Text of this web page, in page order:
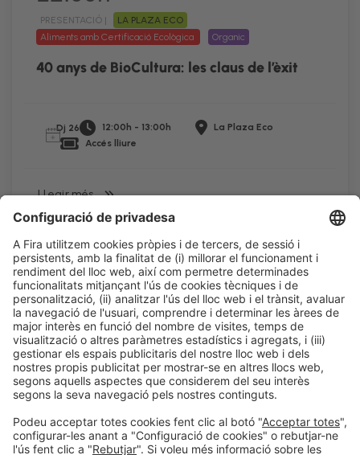
PRESENTACIÓ |
LA PLAZA ECO
Aliments amb Certificació Ecològica
Organic
40 anys de BioCultura: les claus de l’èxit
Dj 26 12:00h - 13:00h
La Plaza Eco
Accés lliure
LLegir més
Informació legalAvís legal Política de privacitatPolítica de cookies